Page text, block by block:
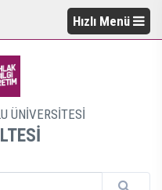
Hızlı Menü
ÜNİVERSİTESİ